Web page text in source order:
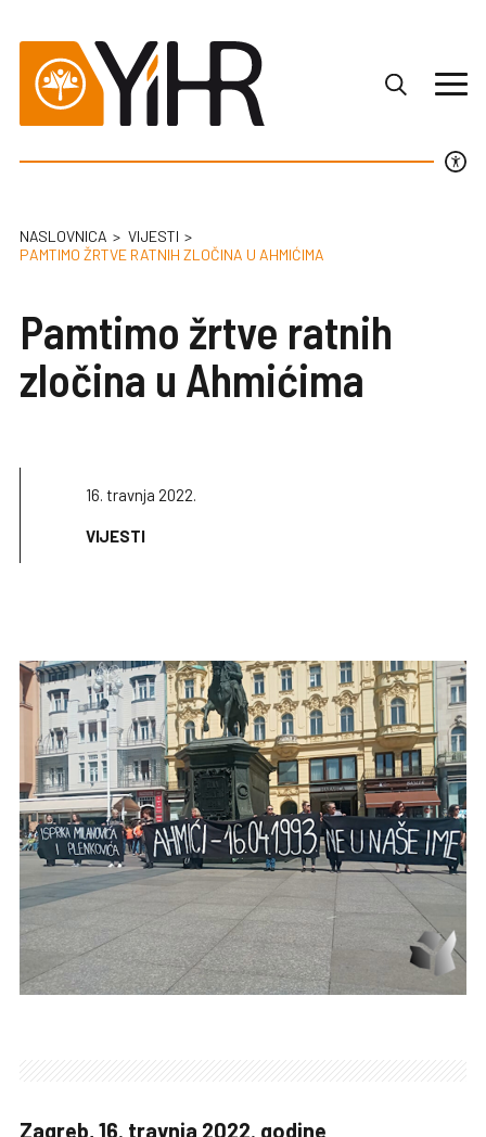
NASLOVNICA
VIJESTI
PAMTIMO ŽRTVE RATNIH ZLOČINA U AHMIĆIMA
16. travnja 2022.
VIJESTI
Pamtimo žrtve ratnih
zločina u Ahmićima
Zagreb, 16. travnja 2022. godine